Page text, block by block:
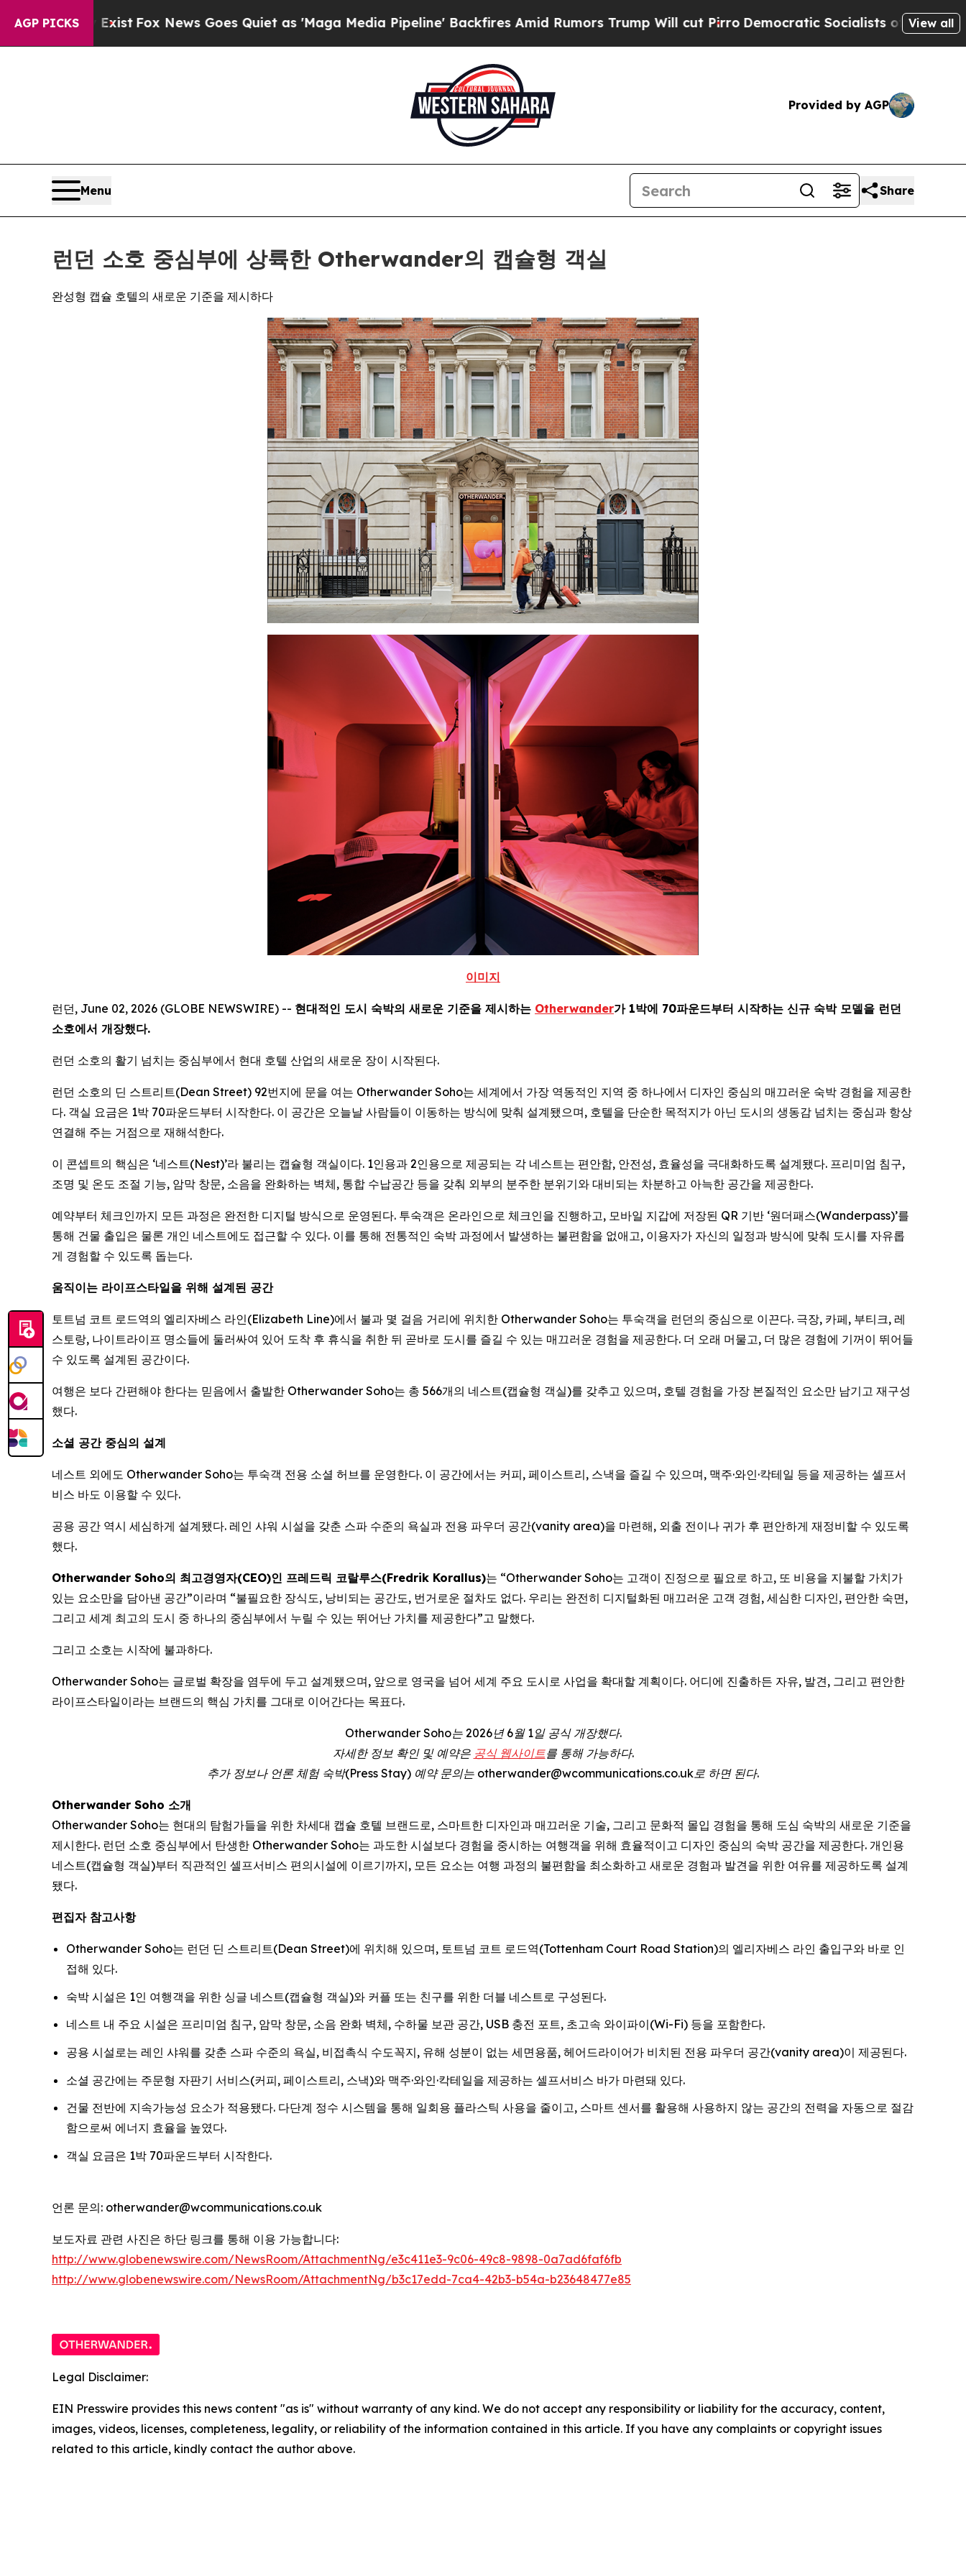
AGP PICKS
Fox News Goes Quiet as 'Maga Media Pipeline' Backfires Amid Rumors Trump Will cut PirroDemocratic Socialists of America Propose Radical
View all
Provided by AGP
Menu Share
런던 소호 중심부에 상륙한 Otherwander의 캡슐형 객실
완성형 캡슐 호텔의 새로운 기준을 제시하다
이미지
런던, June 02, 2026 (GLOBE NEWSWIRE) -- 현대적인 도시 숙박의 새로운 기준을 제시하는 Otherwander가 1박에 70파운드부터 시작하는 신규 숙박 모델을 런던
소호에서 개장했다.
런던 소호의 활기 넘치는 중심부에서 현대 호텔 산업의 새로운 장이 시작된다.
런던 소호의 딘 스트리트(Dean Street) 92번지에 문을 여는 Otherwander Soho는 세계에서 가장 역동적인 지역 중 하나에서 디자인 중심의 매끄러운 숙박 경험을 제공한
다. 객실 요금은 1박 70파운드부터 시작한다. 이 공간은 오늘날 사람들이 이동하는 방식에 맞춰 설계됐으며, 호텔을 단순한 목적지가 아닌 도시의 생동감 넘치는 중심과 항상
연결해 주는 거점으로 재해석한다.
이 콘셉트의 핵심은 ‘네스트(Nest)’라 불리는 캡슐형 객실이다. 1인용과 2인용으로 제공되는 각 네스트는 편안함, 안전성, 효율성을 극대화하도록 설계됐다. 프리미엄 침구,
조명 및 온도 조절 기능, 암막 창문, 소음을 완화하는 벽체, 통합 수납공간 등을 갖춰 외부의 분주한 분위기와 대비되는 차분하고 아늑한 공간을 제공한다.
예약부터 체크인까지 모든 과정은 완전한 디지털 방식으로 운영된다. 투숙객은 온라인으로 체크인을 진행하고, 모바일 지갑에 저장된 QR 기반 ‘원더패스(Wanderpass)’를
통해 건물 출입은 물론 개인 네스트에도 접근할 수 있다. 이를 통해 전통적인 숙박 과정에서 발생하는 불편함을 없애고, 이용자가 자신의 일정과 방식에 맞춰 도시를 자유롭
게 경험할 수 있도록 돕는다.
움직이는 라이프스타일을 위해 설계된 공간
토트넘 코트 로드역의 엘리자베스 라인(Elizabeth Line)에서 불과 몇 걸음 거리에 위치한 Otherwander Soho는 투숙객을 런던의 중심으로 이끈다. 극장, 카페, 부티크, 레
스토랑, 나이트라이프 명소들에 둘러싸여 있어 도착 후 휴식을 취한 뒤 곧바로 도시를 즐길 수 있는 매끄러운 경험을 제공한다. 더 오래 머물고, 더 많은 경험에 기꺼이 뛰어들
수 있도록 설계된 공간이다.
여행은 보다 간편해야 한다는 믿음에서 출발한 Otherwander Soho는 총 566개의 네스트(캡슐형 객실)를 갖추고 있으며, 호텔 경험을 가장 본질적인 요소만 남기고 재구성
했다.
소셜 공간 중심의 설계
네스트 외에도 Otherwander Soho는 투숙객 전용 소셜 허브를 운영한다. 이 공간에서는 커피, 페이스트리, 스낵을 즐길 수 있으며, 맥주·와인·칵테일 등을 제공하는 셀프서
비스 바도 이용할 수 있다.
공용 공간 역시 세심하게 설계됐다. 레인 샤워 시설을 갖춘 스파 수준의 욕실과 전용 파우더 공간(vanity area)을 마련해, 외출 전이나 귀가 후 편안하게 재정비할 수 있도록
했다.
Otherwander Soho의 최고경영자(CEO)인 프레드릭 코랄루스(Fredrik Korallus)는 “Otherwander Soho는 고객이 진정으로 필요로 하고, 또 비용을 지불할 가치가
있는 요소만을 담아낸 공간”이라며 “불필요한 장식도, 낭비되는 공간도, 번거로운 절차도 없다. 우리는 완전히 디지털화된 매끄러운 고객 경험, 세심한 디자인, 편안한 숙면,
그리고 세계 최고의 도시 중 하나의 중심부에서 누릴 수 있는 뛰어난 가치를 제공한다”고 말했다.
그리고 소호는 시작에 불과하다.
Otherwander Soho는 글로벌 확장을 염두에 두고 설계됐으며, 앞으로 영국을 넘어 세계 주요 도시로 사업을 확대할 계획이다. 어디에 진출하든 자유, 발견, 그리고 편안한
라이프스타일이라는 브랜드의 핵심 가치를 그대로 이어간다는 목표다.
Otherwander Soho는 2026년 6월 1일 공식 개장했다.
자세한 정보 확인 및 예약은 공식 웹사이트를 통해 가능하다.
추가 정보나 언론 체험 숙박(Press Stay) 예약 문의는 otherwander@wcommunications.co.uk로 하면 된다.
Otherwander Soho 소개
Otherwander Soho는 현대의 탐험가들을 위한 차세대 캡슐 호텔 브랜드로, 스마트한 디자인과 매끄러운 기술, 그리고 문화적 몰입 경험을 통해 도심 숙박의 새로운 기준을
제시한다. 런던 소호 중심부에서 탄생한 Otherwander Soho는 과도한 시설보다 경험을 중시하는 여행객을 위해 효율적이고 디자인 중심의 숙박 공간을 제공한다. 개인용
네스트(캡슐형 객실)부터 직관적인 셀프서비스 편의시설에 이르기까지, 모든 요소는 여행 과정의 불편함을 최소화하고 새로운 경험과 발견을 위한 여유를 제공하도록 설계
됐다.
편집자 참고사항
Otherwander Soho는 런던 딘 스트리트(Dean Street)에 위치해 있으며, 토트넘 코트 로드역(Tottenham Court Road Station)의 엘리자베스 라인 출입구와 바로 인
접해 있다.
숙박 시설은 1인 여행객을 위한 싱글 네스트(캡슐형 객실)와 커플 또는 친구를 위한 더블 네스트로 구성된다.
네스트 내 주요 시설은 프리미엄 침구, 암막 창문, 소음 완화 벽체, 수하물 보관 공간, USB 충전 포트, 초고속 와이파이(Wi-Fi) 등을 포함한다.
공용 시설로는 레인 샤워를 갖춘 스파 수준의 욕실, 비접촉식 수도꼭지, 유해 성분이 없는 세면용품, 헤어드라이어가 비치된 전용 파우더 공간(vanity area)이 제공된다.
소셜 공간에는 주문형 자판기 서비스(커피, 페이스트리, 스낵)와 맥주·와인·칵테일을 제공하는 셀프서비스 바가 마련돼 있다.
건물 전반에 지속가능성 요소가 적용됐다. 다단계 정수 시스템을 통해 일회용 플라스틱 사용을 줄이고, 스마트 센서를 활용해 사용하지 않는 공간의 전력을 자동으로 절감
함으로써 에너지 효율을 높였다.
객실 요금은 1박 70파운드부터 시작한다.
언론 문의: otherwander@wcommunications.co.uk
보도자료 관련 사진은 하단 링크를 통해 이용 가능합니다:
http://www.globenewswire.com/NewsRoom/AttachmentNg/e3c411e3-9c06-49c8-9898-0a7ad6faf6fb
http://www.globenewswire.com/NewsRoom/AttachmentNg/b3c17edd-7ca4-42b3-b54a-b23648477e85
Legal Disclaimer:
EIN Presswire provides this news content "as is" without warranty of any kind. We do not accept any responsibility or liability for the accuracy, content,
images, videos, licenses, completeness, legality, or reliability of the information contained in this article. If you have any complaints or copyright issues
related to this article, kindly contact the author above.